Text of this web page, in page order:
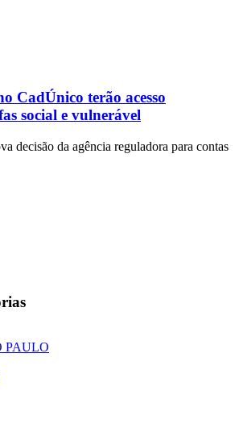
CadÚnico terão acesso
social e vulnerável
decisão da agência reguladora para contas
PAULO